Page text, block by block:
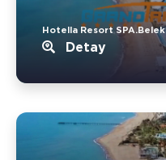
Hotella Resort SPA.Belek
Detay